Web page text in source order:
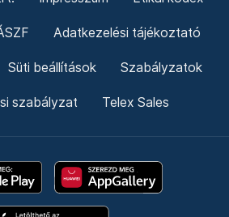
Adatkezelési tájékoztató
Süti beállítások Szabályzatok
szabályzat Telex Sales